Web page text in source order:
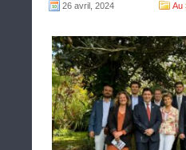
26 avril, 2024 Au